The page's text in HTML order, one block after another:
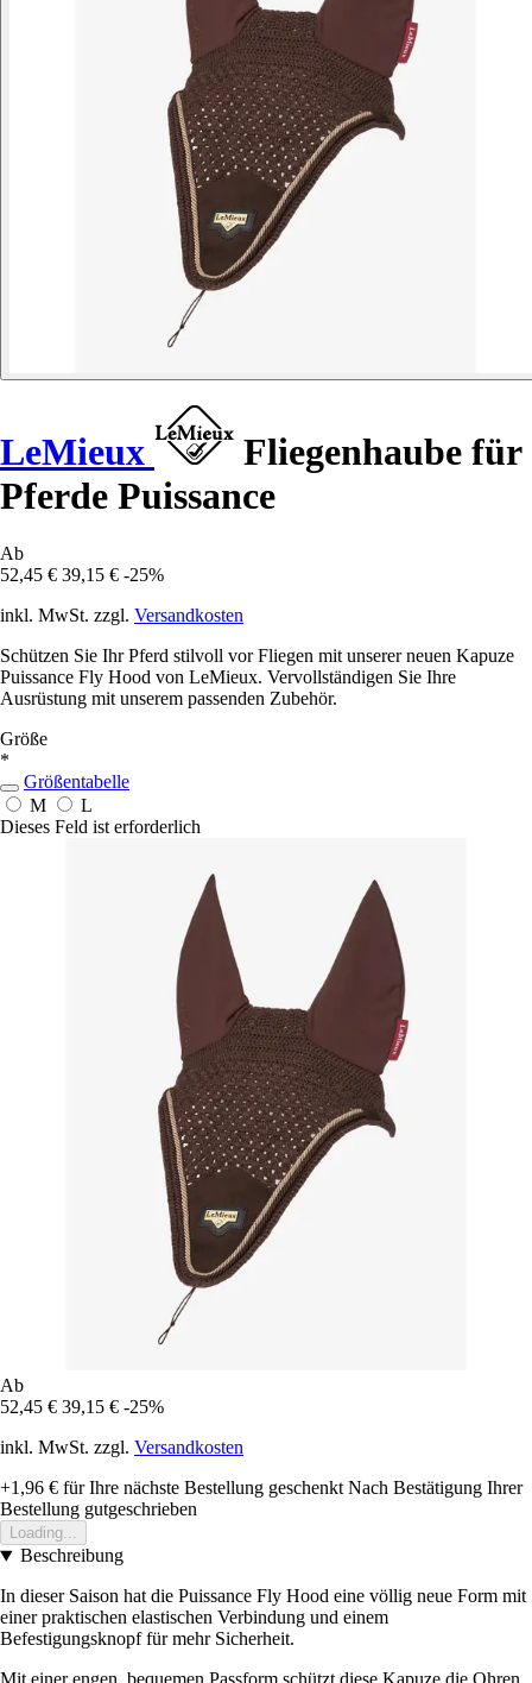
LeMieux
Fliegenhaube für
Pferde Puissance
Ab
52,45 € 39,15 € -25%
inkl. MwSt. zzgl. Versandkosten
Schützen Sie Ihr Pferd stilvoll vor Fliegen mit unserer neuen Kapuze
Puissance Fly Hood von LeMieux. Vervollständigen Sie Ihre
Ausrüstung mit unserem passenden Zubehör.
Größe
*
Größentabelle
M
L
Dieses Feld ist erforderlich
Ab
52,45 € 39,15 € -25%
inkl. MwSt. zzgl. Versandkosten
+1,96 € für Ihre nächste Bestellung geschenkt Nach Bestätigung Ihrer
Bestellung gutgeschrieben
Loading...
Beschreibung
In dieser Saison hat die Puissance Fly Hood eine völlig neue Form mit
einer praktischen elastischen Verbindung und einem
Befestigungsknopf für mehr Sicherheit.